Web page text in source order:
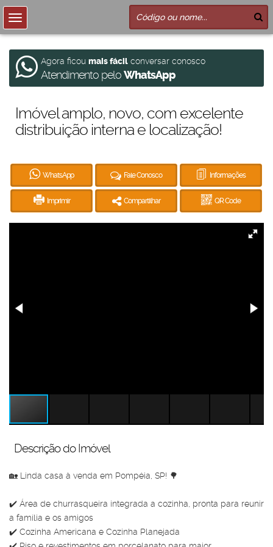
Agora ficou mais fácil conversar conosco
Atendimento peloWhatsApp
Imóvel amplo, novo, com excelente
distribuição interna e localização!
WhatsApp Fale Conosco Informações
Imprimir Compartilhar QR Code
Descrição do Imóvel
🏡 Linda casa à venda em Pompéia, SP! 🌳
✔️ Área de churrasqueira integrada a cozinha, pronta para reunir
a família e os amigos
✔️ Cozinha Americana e Cozinha Planejada